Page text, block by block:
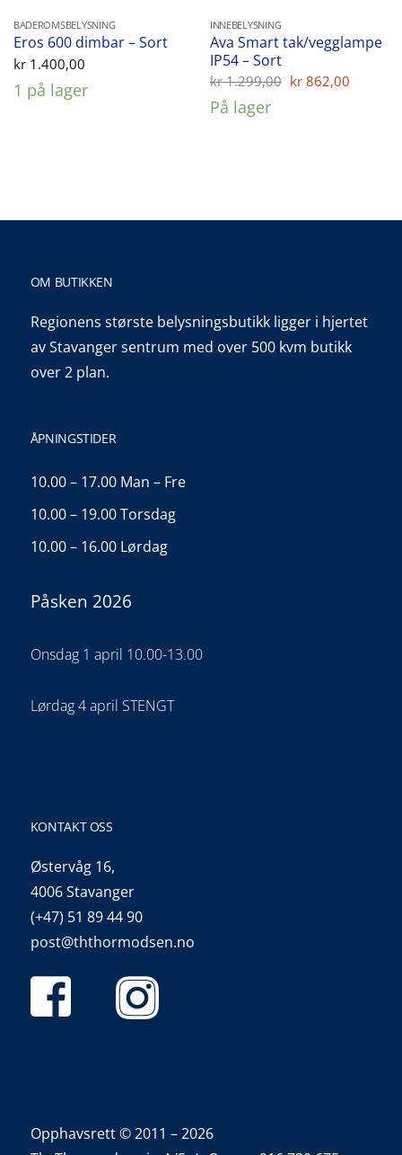
BADEROMSBELYSNING
Eros 600 dimbar – Sort
kr1.400,00
1 på lager
INNEBELYSNING
Ava Smart tak/vegglampe
IP54 – Sort
kr1.299,00 Opprinnelig
kr 862,00
På lager
OM BUTIKKEN
Regionens største belysningsbutikk ligger i hjertet
av Stavanger sentrum med over 500 kvm butikk
over 2 plan.
ÅPNINGSTIDER
10.00 – 17.00 Man – Fre
10.00 – 19.00 Torsdag
10.00 – 16.00 Lørdag
Påsken 2026
Onsdag 1 april 10.00-13.00
Lørdag 4 april STENGT
KONTAKT OSS
Østervåg 16,
4006 Stavanger
(+47) 51 89 44 90
post@ththormodsen.no
Opphavsrett © 2011 – 2026